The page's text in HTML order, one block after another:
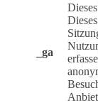
_ga